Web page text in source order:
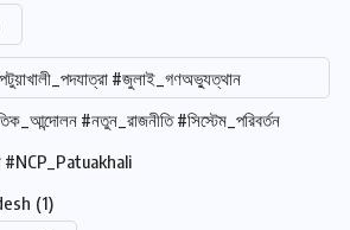
#জুলাই_গণঅভ্যুত্থান
#নতুন_রাজনীতি #সিস্টেম_পরিবর্তন
#NCP_Patuakhali
(1)